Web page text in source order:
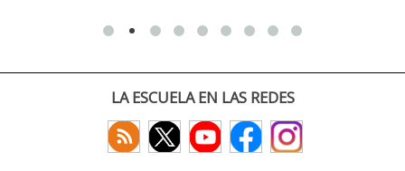
LA ESCUELA EN LAS REDES